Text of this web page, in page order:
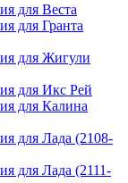
для Веста
для Гранта
для Жигули
для Икс Рей
для Калина
для Лада (2108-
для Лада (2111-